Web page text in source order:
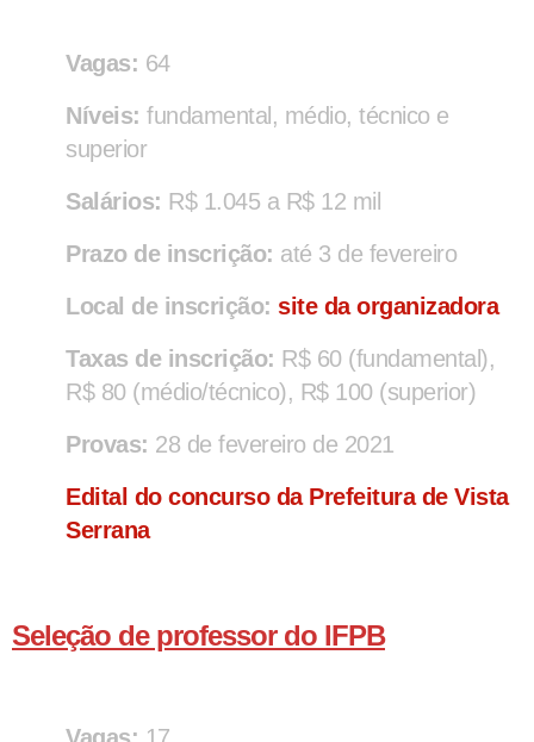
Vagas: 64
Níveis: fundamental, médio, técnico e
superior
Salários: R$ 1.045 a R$ 12 mil
Prazo de inscrição: até 3 de fevereiro
Local de inscrição: site da organizadora
Taxas de inscrição: R$ 60 (fundamental),
R$ 80 (médio/técnico), R$ 100 (superior)
Provas: 28 de fevereiro de 2021
Edital do concurso da Prefeitura de Vista
Serrana
Seleção de professor do IFPB